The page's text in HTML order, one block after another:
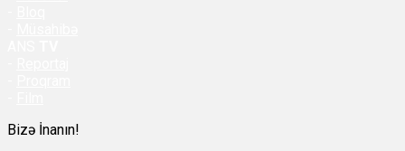
Bizə İnanın!